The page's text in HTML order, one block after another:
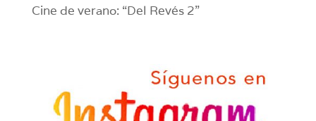
Cine de verano: “Del Revés 2”